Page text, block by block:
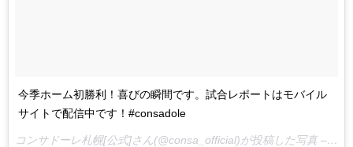
今季ホーム初勝利！喜びの瞬間です。試合レポートはモバイル
サイトで配信中です！#consadole
コンサドーレ札幌[公式]さん(@consa_official)が投稿した写真 –